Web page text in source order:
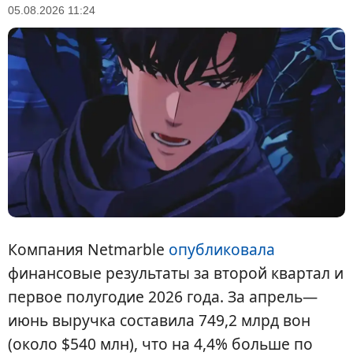
05.08.2026 11:24
Компания Netmarble опубликовала
финансовые результаты за второй квартал и
первое полугодие 2026 года. За апрель—
июнь выручка составила 749,2 млрд вон
(около $540 млн), что на 4,4% больше по